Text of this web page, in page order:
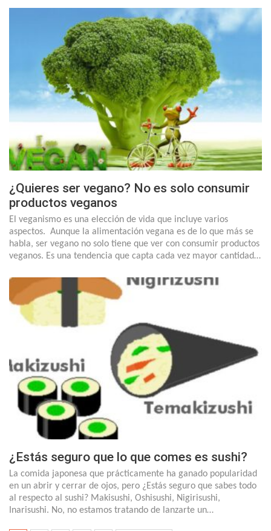
¿Quieres ser vegano? No es solo consumir
productos veganos
El veganismo es una elección de vida que incluye varios
aspectos. Aunque la alimentación vegana es de lo que más se
habla, ser vegano no solo tiene que ver con consumir productos
veganos. Es una tendencia que capta cada vez mayor cantidad…
¿Estás seguro que lo que comes es sushi?
La comida japonesa que prácticamente ha ganado popularidad
en un abrir y cerrar de ojos, pero ¿Estás seguro que sabes todo
al respecto al sushi? Makisushi, Oshisushi, Nigirisushi,
Inarisushi. No, no estamos tratando de lanzarte un…